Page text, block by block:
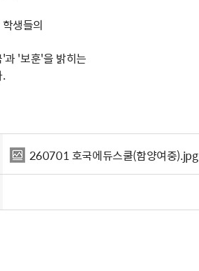
생들의
과 '보훈'을 밝히는
.
260701 호국에듀스쿨(함양여중).jpg